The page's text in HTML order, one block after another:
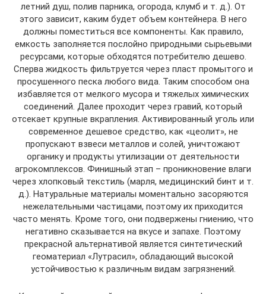
летний душ, полив парника, огорода, клумб и т. д.). От
этого зависит, каким будет объем контейнера. В него
должны поместиться все компоненты. Как правило,
емкость заполняется послойно природными сырьевыми
ресурсами, которые обходятся потребителю дешево.
Сперва жидкость фильтруется через пласт промытого и
просушенного песка любого вида. Таким способом она
избавляется от мелкого мусора и тяжелых химических
соединений. Далее проходит через гравий, который
отсекает крупные вкрапления. Активированный уголь или
современное дешевое средство, как «цеолит», не
пропускают взвеси металлов и солей, уничтожают
органику и продукты утилизации от деятельности
агрокомплексов. Финишный этап – проникновение влаги
через хлопковый текстиль (марля, медицинский бинт и т.
д.). Натуральные материалы моментально засоряются
нежелательными частицами, поэтому их приходится
часто менять. Кроме того, они подвержены гниению, что
негативно сказывается на вкусе и запахе. Поэтому
прекрасной альтернативой является синтетический
геоматериал «Лутрасил», обладающий высокой
устойчивостью к различным видам загрязнений.